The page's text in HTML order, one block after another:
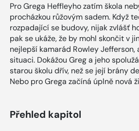
Pro Grega Heffleyho zatím škola
procházkou růžovým sadem. Když
rozpadající se budovy, nijak zvlášť
pak se ukáže, že by mohl skončit v
nejlepší kamarád Rowley Jefferson,
situaci. Dokážou Greg a jeho
starou školu dřív, než se její brány
Nebo pro Grega začíná úplně nová
Přehled kapitol